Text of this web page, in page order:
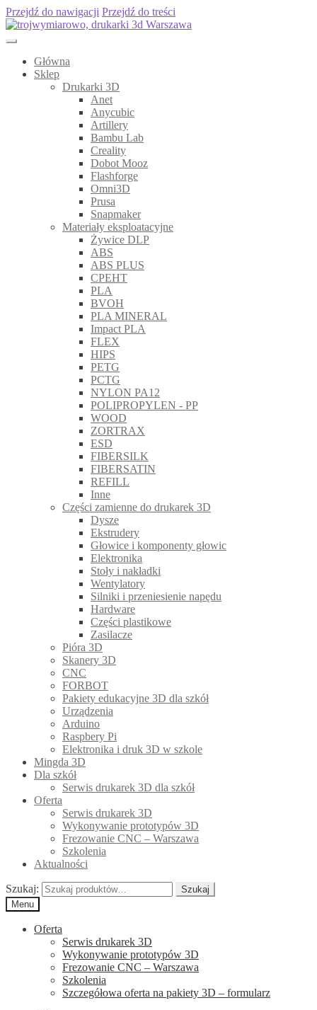
Przejdź do nawigacji Przejdź do treści
Główna
Sklep
Drukarki 3D
Anet
Anycubic
Artillery
Bambu Lab
Creality
Dobot Mooz
Flashforge
Omni3D
Prusa
Snapmaker
Materiały eksploatacyjne
Żywice DLP
ABS
ABS PLUS
CPEHT
PLA
BVOH
PLA MINERAL
Impact PLA
FLEX
HIPS
PETG
PCTG
NYLON PA12
POLIPROPYLEN - PP
WOOD
ZORTRAX
ESD
FIBERSILK
FIBERSATIN
REFILL
Inne
Części zamienne do drukarek 3D
Dysze
Ekstrudery
Głowice i komponenty głowic
Elektronika
Stoły i nakładki
Wentylatory
Silniki i przeniesienie napędu
Hardware
Części plastikowe
Zasilacze
Pióra 3D
Skanery 3D
CNC
FORBOT
Pakiety edukacyjne 3D dla szkół
Urządzenia
Arduino
Raspbery Pi
Elektronika i druk 3D w szkole
Mingda 3D
Dla szkół
Serwis drukarek 3D dla szkół
Oferta
Serwis drukarek 3D
Wykonywanie prototypów 3D
Frezowanie CNC – Warszawa
Szkolenia
Aktualności
Szukaj:
Szukaj
Menu
Oferta
Serwis drukarek 3D
Wykonywanie prototypów 3D
Frezowanie CNC – Warszawa
Szkolenia
Szczegółowa oferta na pakiety 3D – formularz